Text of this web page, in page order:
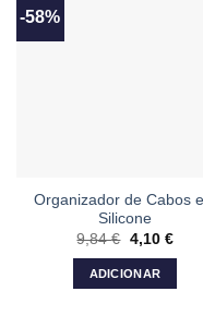
-58%
Organizador de Cabos
Silicone
9,84€ O
original
era:
4,10 €O
ADICIONAR